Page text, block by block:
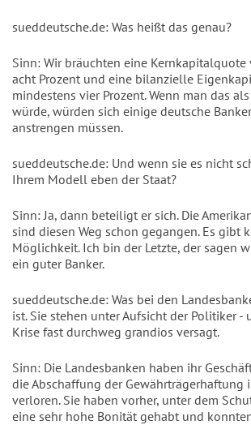
sueddeutsche.de: Was heißt das genau?
Sinn: Wir bräuchten eine Kernkapitalquote
acht Prozent und eine bilanzielle
mindestens vier Prozent. Wenn man das
würde, würden sich einige deutsche
anstrengen müssen.
sueddeutsche.de: Und wenn sie es nicht
Ihrem Modell eben der Staat?
Sinn: Ja, dann beteiligt er sich. Die
sind diesen Weg schon gegangen. Es gibt
Möglichkeit. Ich bin der Letzte, der sagen
ein guter Banker.
sueddeutsche.de: Was bei den
ist. Sie stehen unter Aufsicht der Politiker -
Krise fast durchweg grandios versagt.
Sinn: Die Landesbanken haben ihr
die Abschaffung der Gewährträgerhaftung
verloren. Sie haben vorher, unter dem
eine sehr hohe Bonität gehabt und